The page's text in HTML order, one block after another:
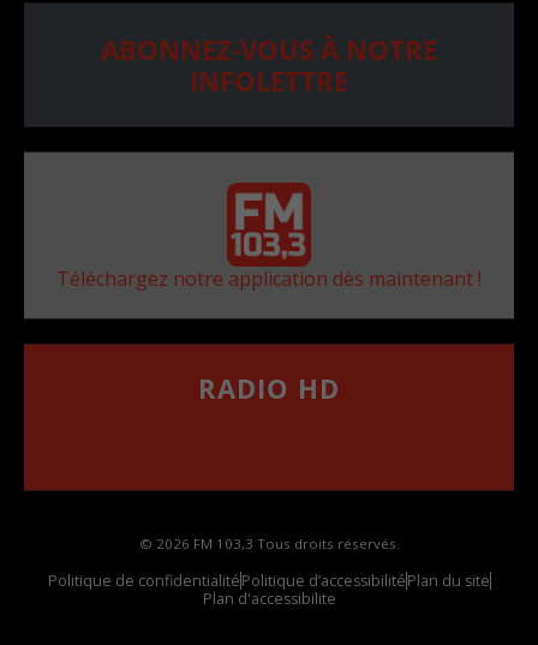
ABONNEZ-VOUS À NOTRE
INFOLETTRE
Téléchargez notre application dès maintenant !
RADIO HD
© 2026 FM 103,3 Tous droits réservés.
Politique de confidentialitéPolitique d’accessibilitéPlan du site
Plan d'accessibilite